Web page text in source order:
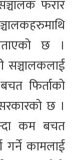
फरार
छ ।
सञ्चालकलाई
फिर्ताको
छ ।
कम बचत
गर्ने कामलाई